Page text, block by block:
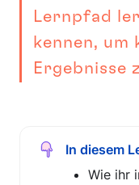
Lernpfad
kennen,
Ergebnisse
In diesem
Wie ihr